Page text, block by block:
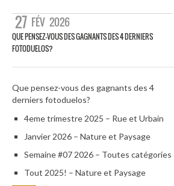
27 FÉV 2026
QUE PENSEZ-VOUS DES GAGNANTS DES 4 DERNIERS
FOTODUELOS?
Que pensez-vous des gagnants des 4
derniers fotoduelos?
4eme trimestre 2025 – Rue et Urbain
Janvier 2026 – Nature et Paysage
Semaine #07 2026 – Toutes catégories
Tout 2025! – Nature et Paysage